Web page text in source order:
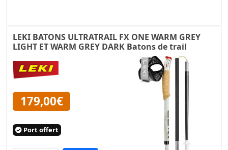
LEKI BATONS ULTRATRAIL FX ONE WARM GREY
LIGHT ET WARM GREY DARK Batons de trail
179,00€
Port offert